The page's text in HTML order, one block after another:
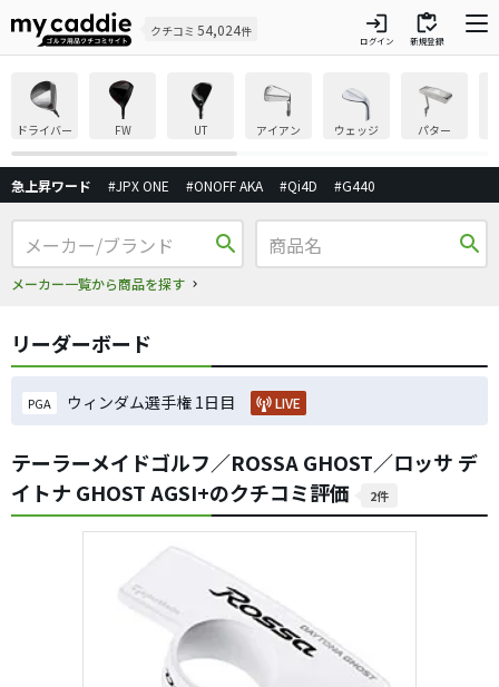
クチコミ 54,024件 login
ログイン
inventory
新規登録
ドライバー FW UT アイアン ウェッジ パター
急上昇ワード #JPX ONE #ONOFF AKA #Qi4D #G440
search
メーカー一覧から商品を探す
search
リーダーボード
PGA ウィンダム選手権 1日目 LIVE
テーラーメイドゴルフ／ROSSA GHOST／ロッサ デ
イトナ GHOST AGSI+のクチコミ評価
2件